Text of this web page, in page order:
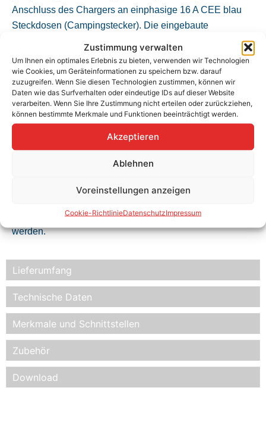
Zustimmung verwalten
Um Ihnen ein optimales Erlebnis zu bieten, verwenden wir Technologien
wie Cookies, um Geräteinformationen zu speichern bzw. darauf
zuzugreifen. Wenn Sie diesen Technologien zustimmen, können wir
Daten wie das Surfverhalten oder eindeutige IDs auf dieser Website
verarbeiten. Wenn Sie Ihre Zustimmung nicht erteilen oder zurückziehen,
können bestimmte Merkmale und Funktionen beeinträchtigt werden.
Akzeptieren
Ablehnen
Voreinstellungen anzeigen
Cookie-RichtlinieDatenschutzImpressum
Lieferumfang
Technische Daten
Merkmale und Schnittstellen
Zubehör
Download
Anschluss des Chargers an einphasige 16 A CEE blau
Steckdosen (Campingstecker). Die eingebaute
Charger Gemini flex 22 kW und Gemini flex 2.0 22 kW, für
eine automatische Reduzierung des Ladestroms auf 16
A.
Ladeleistung: max. 3,7 kW (230 V, 16 A)
Länge: 30 cm
darf dieser Adapter nicht in der Schweiz verwendet
werden.